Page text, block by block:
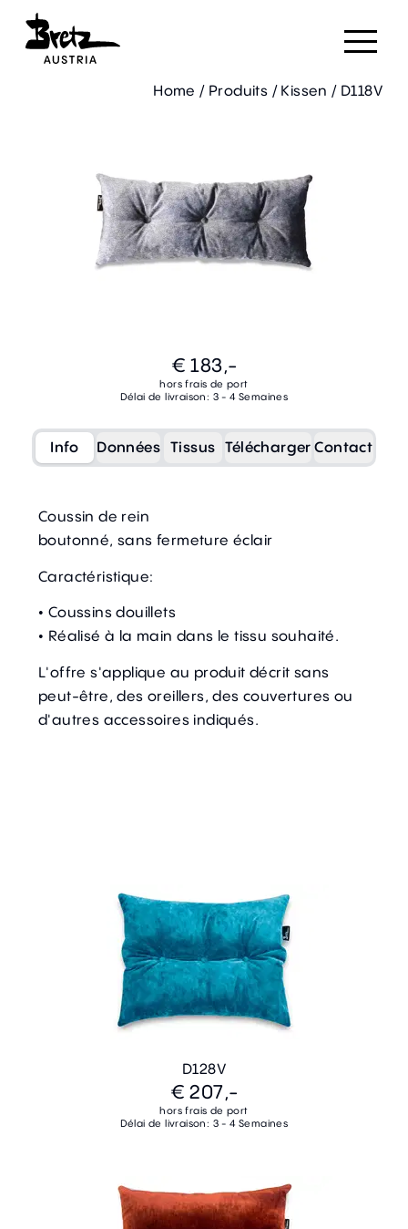
Home / Produits / Kissen / D118V
€ 183,-
hors frais de port
Délai de livraison: 3 - 4 Semaines
Info Données Tissus Télécharger Contact
Coussin de rein
boutonné, sans fermeture éclair
Caractéristique:
• Coussins douillets
• Réalisé à la main dans le tissu souhaité.
L'offre s'applique au produit décrit sans
peut-être, des oreillers, des couvertures ou
d'autres accessoires indiqués.
D128V
€ 207,-
hors frais de port
Délai de livraison: 3 - 4 Semaines